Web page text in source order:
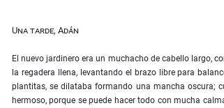
Una tarde, Adán
El nuevo jardinero era un muchacho de cabello largo,
la regadera llena, levantando el brazo libre para
plantitas, se dilataba formando una mancha oscura;
hermoso, porque se puede hacer todo con mucha